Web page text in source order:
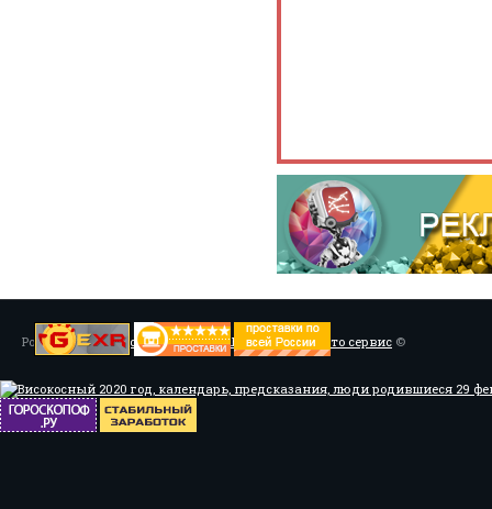
Powered byУстановка системы ABS, Тюнинг/Мото сервис ©